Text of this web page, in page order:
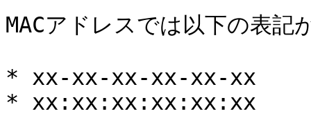
MACアドレスでは以下の表
* xx-xx-xx-xx-xx-xx
* xx:xx:xx:xx:xx:xx